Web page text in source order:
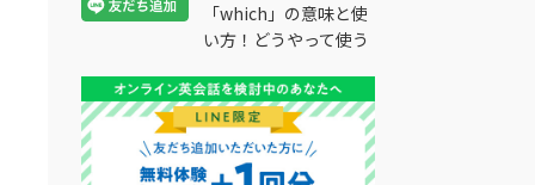
「which」の意味と使
い方！どうやって使う